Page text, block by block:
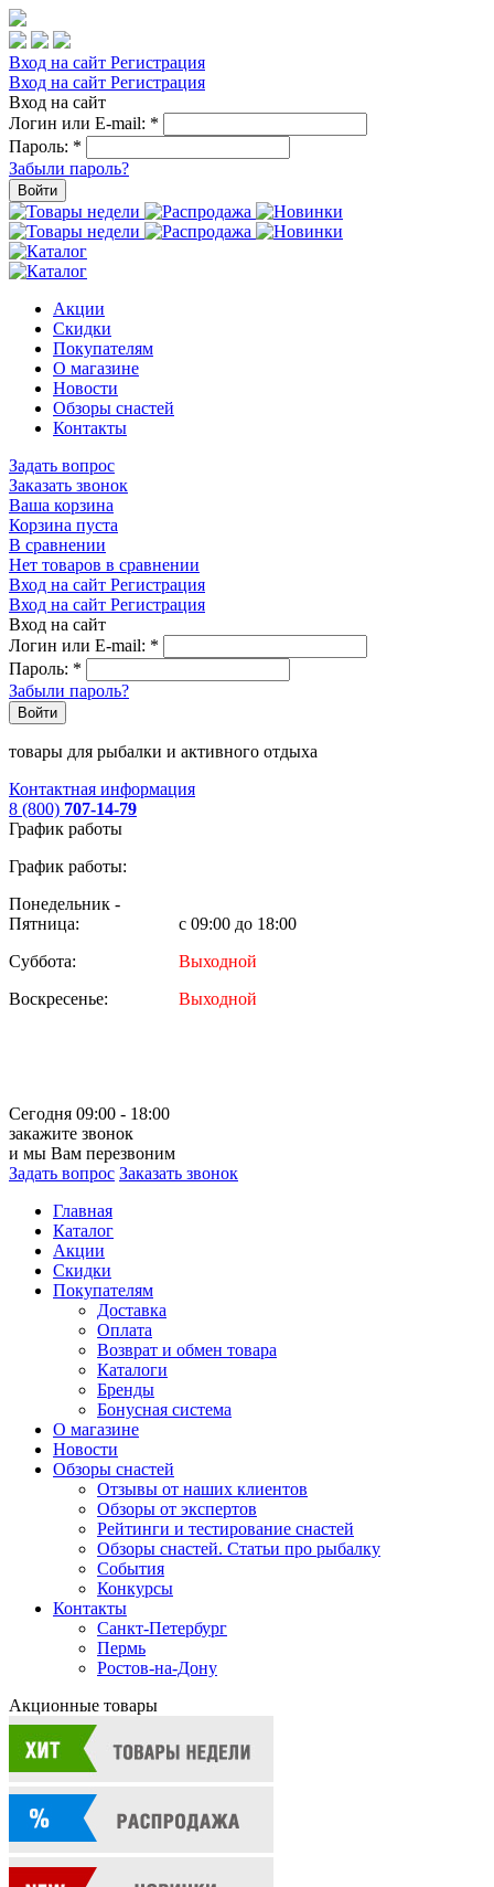
Вход на сайт Регистрация
Вход на сайт Регистрация
Вход на сайт
Логин или E-mail: *
Пароль: *
Забыли пароль?
Войти
Акции
Скидки
Покупателям
О магазине
Новости
Обзоры снастей
Контакты
Задать вопрос
Заказать звонок
Ваша корзина
Корзина пуста
В сравнении
Нет товаров в сравнении
Вход на сайт Регистрация
Вход на сайт Регистрация
Вход на сайт
Логин или E-mail: *
Пароль: *
Забыли пароль?
Войти
товары для рыбалки и активного отдыха
Контактная информация
8 (800) 707-14-79
График работы
График работы:
Понедельник -
Пятница:
с 09:00 до 18:00
Суббота:
Выходной
Воскресенье:
Выходной
Сегодня 09:00 - 18:00
закажите звонок
и мы Вам перезвоним
Задать вопрос Заказать звонок
Главная
Каталог
Акции
Скидки
Покупателям
Доставка
Оплата
Возврат и обмен товара
Каталоги
Бренды
Бонусная система
О магазине
Новости
Обзоры снастей
Отзывы от наших клиентов
Обзоры от экспертов
Рейтинги и тестирование снастей
Обзоры снастей. Статьи про рыбалку
События
Конкурсы
Контакты
Санкт-Петербург
Пермь
Ростов-на-Дону
Акционные товары